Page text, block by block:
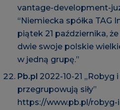
vantage-development-
“Niemiecka spółka TAG
piątek 21 października,
dwie swoje polskie
w jedną grupę.”
Pb.pl 2022-10-21 „Robyg
przegrupowują siły”
https://www.pb.pl/robyg-